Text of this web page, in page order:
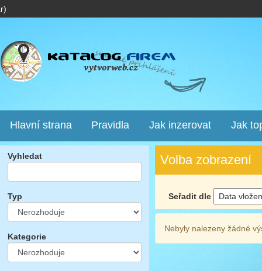
Hlavní strana Pravidla Jak inzerovat Jak
Vyhledat
Typ
Kategorie
Volba zobrazení
Seřadit dle
Nebyly nalezeny žádné